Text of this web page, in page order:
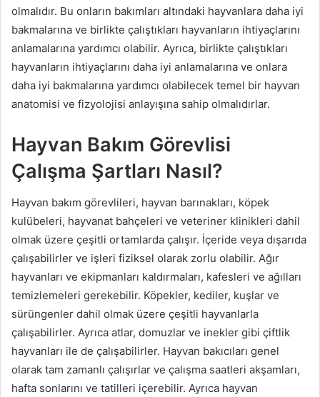
olmalıdır. Bu onların bakımları altındaki hayvanlara daha iyi
bakmalarına ve birlikte çalıştıkları hayvanların ihtiyaçlarını
anlamalarına yardımcı olabilir. Ayrıca, birlikte çalıştıkları
hayvanların ihtiyaçlarını daha iyi anlamalarına ve onlara
daha iyi bakmalarına yardımcı olabilecek temel bir hayvan
anatomisi ve fizyolojisi anlayışına sahip olmalıdırlar.
Hayvan Bakım Görevlisi
Çalışma Şartları Nasıl?
Hayvan bakım görevlileri, hayvan barınakları, köpek
kulübeleri, hayvanat bahçeleri ve veteriner klinikleri dahil
olmak üzere çeşitli ortamlarda çalışır. İçeride veya dışarıda
çalışabilirler ve işleri fiziksel olarak zorlu olabilir. Ağır
hayvanları ve ekipmanları kaldırmaları, kafesleri ve ağılları
temizlemeleri gerekebilir. Köpekler, kediler, kuşlar ve
sürüngenler dahil olmak üzere çeşitli hayvanlarla
çalışabilirler. Ayrıca atlar, domuzlar ve inekler gibi çiftlik
hayvanları ile de çalışabilirler. Hayvan bakıcıları genel
olarak tam zamanlı çalışırlar ve çalışma saatleri akşamları,
hafta sonlarını ve tatilleri içerebilir. Ayrıca hayvan